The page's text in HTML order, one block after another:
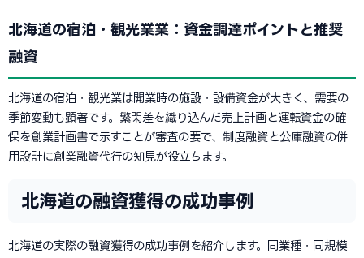
北海道の宿泊・観光業業：資金調達ポイントと推奨
融資
北海道の宿泊・観光業は開業時の施設・設備資金が大きく、需要の
季節変動も顕著です。繁閑差を織り込んだ売上計画と運転資金の確
保を創業計画書で示すことが審査の要で、制度融資と公庫融資の併
用設計に創業融資代行の知見が役立ちます。
北海道の融資獲得の成功事例
北海道の実際の融資獲得の成功事例を紹介します。同業種・同規模